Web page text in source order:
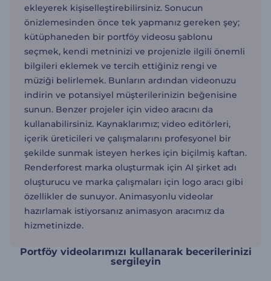
ekleyerek kişiselleştirebilirsiniz. Sonucun
önizlemesinden önce tek yapmanız gereken şey;
kütüphaneden bir portföy videosu şablonu
seçmek, kendi metninizi ve projenizle ilgili önemli
bilgileri eklemek ve tercih ettiğiniz rengi ve
müziği belirlemek. Bunların ardından videonuzu
indirin ve potansiyel müşterilerinizin beğenisine
sunun. Benzer projeler için video aracını da
kullanabilirsiniz. Kaynaklarımız; video editörleri,
içerik üreticileri ve çalışmalarını profesyonel bir
şekilde sunmak isteyen herkes için biçilmiş kaftan.
Renderforest marka oluşturmak için AI şirket adı
oluşturucu ve marka çalışmaları için logo aracı gibi
özellikler de sunuyor. Animasyonlu videolar
hazırlamak istiyorsanız animasyon aracımız da
hizmetinizde.
Portföy videolarımızı kullanarak becerilerinizi
sergileyin